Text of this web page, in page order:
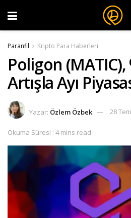
Paranfil Kripto Para Haberleri
Poligon (MATIC),
Artışla Ayı
Yazar: Özlem Özbek 28
Okuma Süresi : 4 mins read